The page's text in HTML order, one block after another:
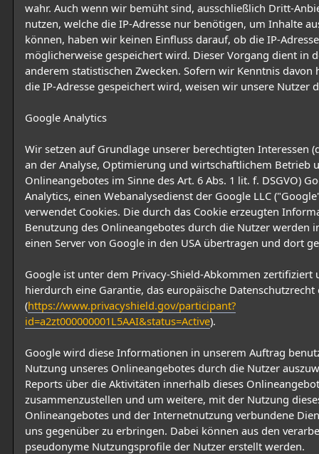
wahr. Auch wenn wir bemüht sind, ausschließlich Dritt-
nutzen, welche die IP-Adresse nur benötigen, um Inhalte
können, haben wir keinen Einfluss darauf, ob die IP-Adresse
möglicherweise gespeichert wird. Dieser Vorgang dient in
anderem statistischen Zwecken. Sofern wir Kenntnis davon
die IP-Adresse gespeichert wird, weisen wir unsere Nutzer
Google Analytics
Wir setzen auf Grundlage unserer berechtigten Interessen
an der Analyse, Optimierung und wirtschaftlichem Betrieb
Onlineangebotes im Sinne des Art. 6 Abs. 1 lit. f. DSGVO)
Analytics, einen Webanalysedienst der Google LLC
verwendet Cookies. Die durch das Cookie erzeugten
Benutzung des Onlineangebotes durch die Nutzer werden
einen Server von Google in den USA übertragen und dort
Google ist unter dem Privacy-Shield-Abkommen zertifiziert
hierdurch eine Garantie, das europäische Datenschutzrecht
(https://www.privacyshield.gov/participant?
id=a2zt000000001L5AAI&status=Active).
Google wird diese Informationen in unserem Auftrag
Nutzung unseres Onlineangebotes durch die Nutzer
Reports über die Aktivitäten innerhalb dieses
zusammenzustellen und um weitere, mit der Nutzung
Onlineangebotes und der Internetnutzung verbundene
uns gegenüber zu erbringen. Dabei können aus den
pseudonyme Nutzungsprofile der Nutzer erstellt werden.